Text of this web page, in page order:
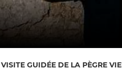
GUIDÉE DE LA PÈGRE